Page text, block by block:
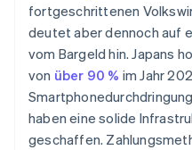
fortgeschrittenen
deutet aber dennoch auf
vom Bargeld hin. Japans
von über 90 % im Jahr
haben eine solide
geschaffen.